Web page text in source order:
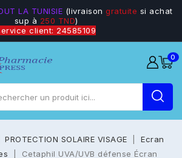
LA TUNISIE (livraison gratuite si achat
sup à 250 TND)
client: 24585109
0
PROTECTION SOLAIRE VISAGE
Ecran
Cetaphil UVA/UVB défense Écran